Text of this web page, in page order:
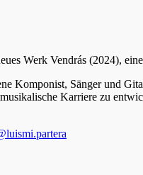
Werk Vendrás (2024),
Komponist, Sänger und
Karriere zu